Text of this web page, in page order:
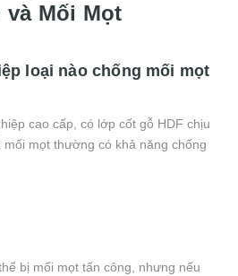
và Mối Mọt
loại nào chống mối mọt
cao cấp, có lớp cốt gỗ HDF chịu
mọt thường có khả năng chống
bị mối mọt tấn công, nhưng nếu